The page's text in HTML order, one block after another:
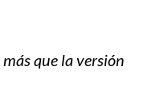
que la versión